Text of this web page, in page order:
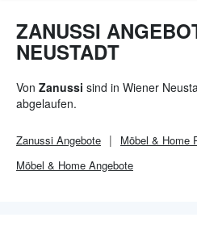
ZANUSSI
NEUSTADT
Von Zanussi sind in Wiener
abgelaufen.
Zanussi Angebote Möbel & Home
Möbel & Home Angebote